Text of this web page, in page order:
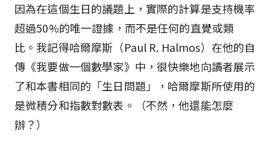
因為在這個生日的議題上，實際的計算是支持機率
超過50%的唯一證據，而不是任何的直覺或類
比。我記得哈爾摩斯（Paul R. Halmos）在他的自
傳《我要做一個數學家》中，很快樂地向讀者展示
了和本書相同的「生日問題」，哈爾摩斯所使用的
是微積分和指數對數表。（不然，他還能怎麼
辦？）